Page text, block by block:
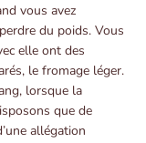
vous avez
du poids. Vous
elle ont des
le fromage léger.
lorsque la
que de
allégation